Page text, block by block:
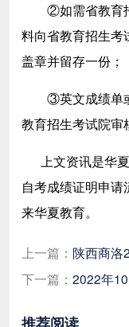
②如需省教育招
料向省教育招生考
盖章并留存一份；
③英文成绩单或
教育招生考试院审
上文资讯是华夏
自考成绩证明申请
来华夏教育。
上一篇： 陕西商洛
下一篇： 2022年